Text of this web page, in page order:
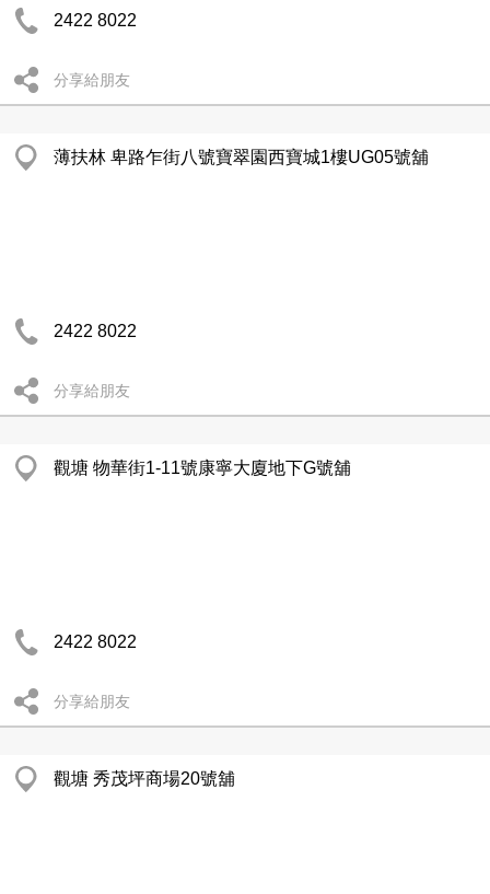
2422 8022
分享給朋友
薄扶林 卑路乍街八號寶翠園西寶城1樓UG05號舖
2422 8022
分享給朋友
觀塘 物華街1-11號康寧大廈地下G號舖
2422 8022
分享給朋友
觀塘 秀茂坪商場20號舖